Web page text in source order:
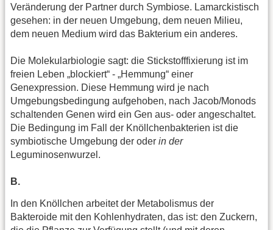
Veränderung der Partner durch Symbiose. Lamarckistisch
gesehen: in der neuen Umgebung, dem neuen Milieu,
dem neuen Medium wird das Bakterium ein anderes.
Die Molekularbiologie sagt: die Stickstofffixierung ist im
freien Leben „blockiert“ - „Hemmung“ einer
Genexpression. Diese Hemmung wird je nach
Umgebungsbedingung aufgehoben, nach Jacob/Monods
schaltenden Genen wird ein Gen aus- oder angeschaltet.
Die Bedingung im Fall der Knöllchenbakterien ist die
symbiotische Umgebung der oder in der
Leguminosenwurzel.
B.
In den Knöllchen arbeitet der Metabolismus der
Bakteroide mit den Kohlenhydraten, das ist: den Zuckern,